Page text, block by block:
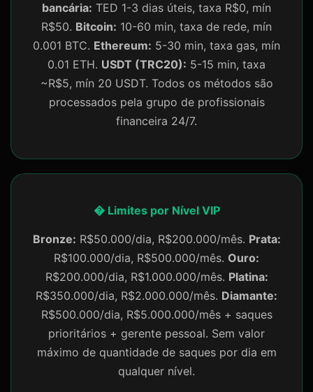
bancária: TED 1-3 dias úteis, taxa R$0, mín
R$50. Bitcoin: 10-60 min, taxa de rede, mín
0.001 BTC. Ethereum: 5-30 min, taxa gas, mín
0.01 ETH. USDT (TRC20): 5-15 min, taxa
~R$5, mín 20 USDT. Todos os métodos são
processados pela grupo de profissionais
financeira 24/7.
� Limites por Nível VIP
Bronze: R$50.000/dia, R$200.000/mês. Prata:
R$100.000/dia, R$500.000/mês. Ouro:
R$200.000/dia, R$1.000.000/mês. Platina:
R$350.000/dia, R$2.000.000/mês. Diamante:
R$500.000/dia, R$5.000.000/mês + saques
prioritários + gerente pessoal. Sem valor
máximo de quantidade de saques por dia em
qualquer nível.